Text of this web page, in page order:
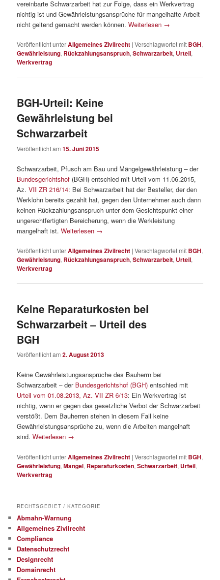
vereinbarte Schwarzarbeit hat zur Folge, dass ein Werkvertrag
nichtig ist und Gewährleistungsansprüche für mangelhafte Arbeit
nicht geltend gemacht werden können.Weiterlesen →
Veröffentlicht unterAllgemeines Zivilrecht |Verschlagwortet mit BGH,
Gewährleistung, Rückzahlungsanspruch,Schwarzarbeit, Urteil,
Werkvertrag
BGH-Urteil: Keine
Gewährleistung bei
Schwarzarbeit
Veröffentlicht am15. Juni 2015
Schwarzarbeit, Pfusch am Bau und Mängelgewährleistung – der
Bundesgerichtshof (BGH) entschied mit Urteil vom 11.06.2015,
Az.VII ZR 216/14: Bei Schwarzarbeit hat der Besteller, der den
Werklohn bereits gezahlt hat, gegen den Unternehmer auch dann
keinen Rückzahlungsanspruch unter dem Gesichtspunkt einer
ungerechtfertigten Bereicherung, wenn die Werkleistung
mangelhaft ist.Weiterlesen →
Veröffentlicht unterAllgemeines Zivilrecht |Verschlagwortet mit BGH,
Gewährleistung, Rückzahlungsanspruch,Schwarzarbeit, Urteil,
Werkvertrag
Keine Reparaturkosten bei
Schwarzarbeit – Urteil des
BGH
Veröffentlicht am2. August 2013
Keine Gewährleistungsansprüche des Bauherrn bei
Schwarzarbeit – der Bundesgerichtshof (BGH) entschied mit
Urteil vom 01.08.2013, Az. VII ZR 6/13: Ein Werkvertrag ist
nichtig, wenn er gegen das gesetzliche Verbot der Schwarzarbeit
verstößt. Dem Bauherren stehen in diesem Fall keine
Gewährleistungsansprüche zu, wenn die Arbeiten mangelhaft
sind.Weiterlesen →
Veröffentlicht unterAllgemeines Zivilrecht |Verschlagwortet mit BGH,
Gewährleistung,Mangel, Reparaturkosten,Schwarzarbeit, Urteil,
Werkvertrag
RECHTSGEBIET / KATEGORIE
Abmahn-Warnung
Allgemeines Zivilrecht
Compliance
Datenschutzrecht
Designrecht
Domainrecht